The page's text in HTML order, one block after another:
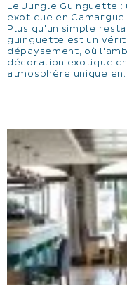
Le Jungle Guinguette :
exotique en
Plus qu'un simple
guinguette est un
dépaysement, où
décoration exotique
atmosphère unique